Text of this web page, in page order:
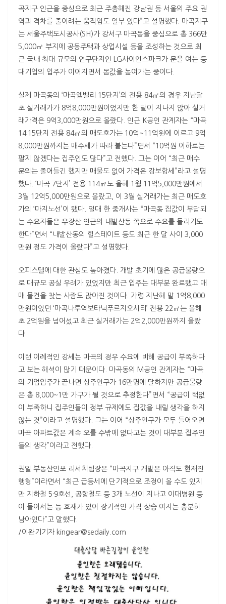
곡지구 인근을 중심으로 최근 주춤해진 강남권 등 서울의 주요 권
역과 격차를 줄이려는 움직임도 일부 있다”고 설명했다. 마곡지구
는 서울주택도시공사(SH)가 강서구 마곡동을 중심으로 총 366만
5,000㎡ 부지에 공동주택과 상업시설 등을 조성하는 것으로 최
근 국내 최대 규모의 연구단지인 LG사이언스파크가 문을 여는 등
대기업의 입주가 이어지면서 몸값을 높여가는 중이다.
실제 마곡동의 ‘마곡엠벨리 15단지’의 전용 84㎡의 경우 지난달
초 실거래가가 8억8,000만원이었지만 한 달이 지나지 않아 실거
래가격은 9억3,000만원으로 올랐다. 인근 K공인 관계자는 “마곡
14·15단지 전용 84㎡의 매도호가는 10억~11억원에 이르고 9억
8,000만원까지는 매수세가 따라 붙는다”면서 “10억원 이하로는
팔지 않겠다는 집주인도 많다”고 전했다. 그는 이어 “최근 매수
문의는 줄어들긴 했지만 매물도 없어 가격은 강보합세”라고 설명
했다. ‘마곡 7단지’ 전용 114㎡도 올해 1월 11억5,000만원에서
3월 12억5,000만원으로 올랐고, 이 3월 실거래가는 최근 매도호
가의 ‘마지노선’이 됐다. 일대 한 중개사는 “마곡동 집값이 부담되
는 수요자들은 우장산 인근의 내발산동 쪽으로 수요를 돌리기도
한다”면서 “내발산동의 힐스테이트 등도 최근 한 달 사이 3,000
만원 정도 가격이 올랐다”고 설명했다.
오피스텔에 대한 관심도 높아졌다. 개발 초기에 많은 공급물량으
로 대규모 공실 우려가 있었지만 최근 입주는 대부분 완료됐고 매
매 물건을 찾는 사람도 많아진 것이다. 가령 지난해 말 1억8,000
만원이었던 ‘마곡나루역보타닉푸르지오시티’ 전용 22㎡는 올해
초 2억원을 넘어섰고 최근 실거래가는 2억2,000만원까지 올랐
다.
이런 이례적인 강세는 마곡의 경우 수요에 비해 공급이 부족하다
고 보는 해석이 많기 때문이다. 마곡동의 M공인 관계자는 “마곡
의 기업입주가 끝나면 상주인구가 16만명에 달하지만 공급물량
은 총 8,000~1만 가구가 될 것으로 추정한다”면서 “공급이 턱없
이 부족하니 집주인들이 정부 규제에도 집값을 내릴 생각을 하지
않는 것”이라고 설명했다. 그는 이어 “상주인구가 모두 들어오면
마곡 아파트값은 계속 오를 수밖에 없다고는 것이 대부분 집주인
들의 생각”이라고 전했다.
권일 부동산인포 리서치팀장은 “마곡지구 개발은 아직도 현재진
행형”이라면서 “최근 급등세에 단기적으로 조정이 올 수도 있지
만 지하철 5·9호선, 공항철도 등 3개 노선이 지나고 이대병원 등
이 들어서는 등 호재가 있어 장기적인 가격 상승 여지는 충분히
남아있다”고 말했다.
/이완기기자 kingear@sedaily.com